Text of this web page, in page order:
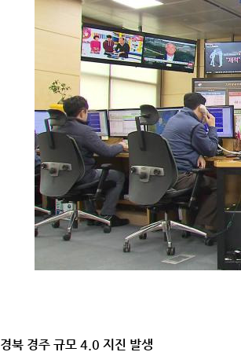
경북 경주 규모 4.0 지진 발생